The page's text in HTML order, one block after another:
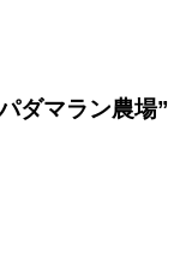
ダマラン農場”